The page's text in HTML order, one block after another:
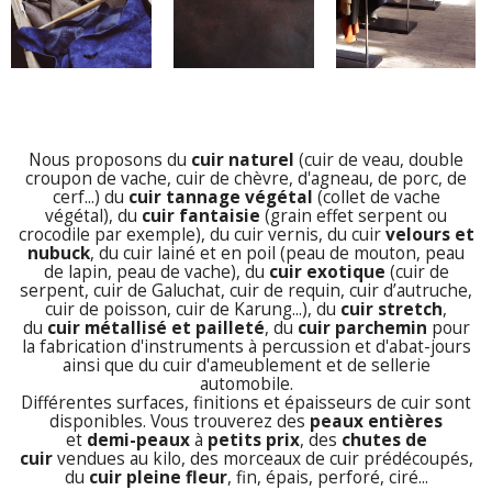
Nous proposons du cuir naturel (cuir de veau, double
croupon de vache, cuir de chèvre, d'agneau, de porc, de
cerf...) du cuir tannage végétal (collet de vache
végétal), du cuir fantaisie (grain effet serpent ou
crocodile par exemple), du cuir vernis, du cuir velours et
nubuck, du cuir lainé et en poil (peau de mouton, peau
de lapin, peau de vache), du cuir exotique (cuir de
serpent, cuir de Galuchat, cuir de requin, cuir d’autruche,
cuir de poisson, cuir de Karung...), du cuir stretch,
du cuir métallisé et pailleté, du cuir parchemin pour
la fabrication d'instruments à percussion et d'abat-jours
ainsi que du cuir d'ameublement et de sellerie
automobile.
Différentes surfaces, finitions et épaisseurs de cuir sont
disponibles. Vous trouverez des peaux entières
et demi-peauxà petits prix, des chutes de
cuir vendues au kilo, des morceaux de cuirprédécoupés,
du cuir pleine fleur, fin, épais, perforé, ciré...